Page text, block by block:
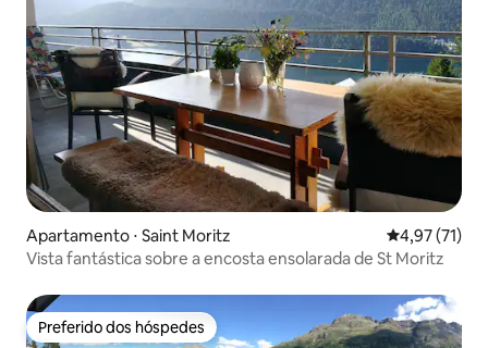
Apartamento ⋅ Saint Moritz 4,97 de uma
4,97 (71)
Vista fantástica sobre a encosta ensolarada de St Moritz
Preferido dos hóspedes
Preferido dos hóspedes